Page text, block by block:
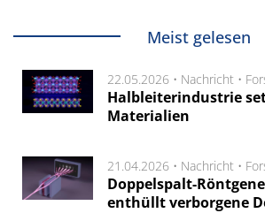
Meist gelesen
22.05.2026 • Nachricht •
Halbleiterindustrie
Materialien
21.04.2026 • Nachricht •
Doppelspalt-
enthüllt verborgene